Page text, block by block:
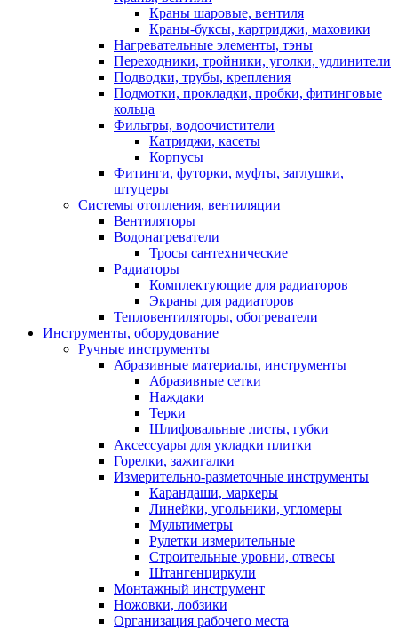
Краны шаровые, вентиля
Краны-буксы, картриджи, маховики
Нагревательные элементы, тэны
Переходники, тройники, уголки, удлинители
Подводки, трубы, крепления
Подмотки, прокладки, пробки, фитинговые
кольца
Фильтры, водоочистители
Катриджи, касеты
Корпусы
Фитинги, футорки, муфты, заглушки,
штуцеры
Системы отопления, вентиляции
Вентиляторы
Водонагреватели
Тросы сантехнические
Радиаторы
Комплектующие для радиаторов
Экраны для радиаторов
Тепловентиляторы, обогреватели
Инструменты, оборудование
Ручные инструменты
Абразивные материалы, инструменты
Абразивные сетки
Наждаки
Терки
Шлифовальные листы, губки
Аксессуары для укладки плитки
Горелки, зажигалки
Измерительно-разметочные инструменты
Карандаши, маркеры
Линейки, угольники, угломеры
Мультиметры
Рулетки измерительные
Строительные уровни, отвесы
Штангенциркули
Монтажный инструмент
Ножовки, лобзики
Организация рабочего места